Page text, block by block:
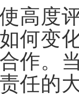
高度
何变
作。
任的